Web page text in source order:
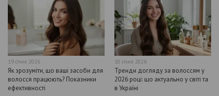
19 січня 2026
Як зрозуміти, що ваші засоби для
волосся працюють? Показники
ефективності
10 січня 2026
Тренди догляду за волоссям у
2026 році: що актуально у світі та
в Україні